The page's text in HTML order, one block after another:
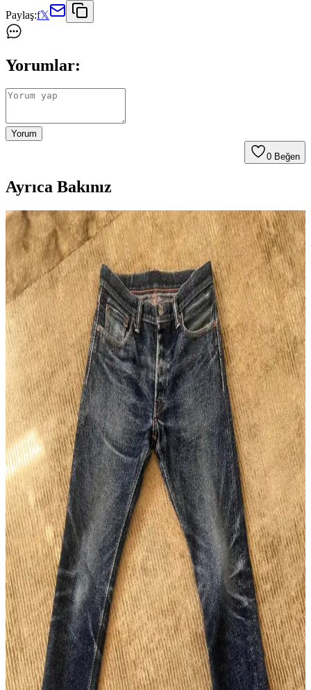
Paylaş:f𝕏
Yorumlar:
Yorum
0 Beğen
Ayrıca Bakınız
Unbranded UB701 Raw Selvedge Denim: Geniş
Paça Kesim, Konfor ve Bakım Rehberi
Unbranded UB701, geniş paça raw selvedge denim pantolon olarak
sert kumaşı zamanla yumuşar. Kesim özellikleri, manşet detayları ve
bakım önerileriyle uzun ömürlü kullanım sağlar.
Naked & Famous Red Elephant Denim: 14 Ay
Kullanımda Renk Solması ve Kumaş Özellikleri
Naked & Famous Red Elephant denim, 14 ay düzenli kullanımda
kırmızı ve mor tonlarda özgün renk solması sunar. 21 ons ağırlığında
olup yumuşak ve konforludur, sınırlı üretimdir.
Japon Raw Denim Koleksiyonları: Warehouse,
Samurai, Iron Heart ve Resolute Modellerinin
Detaylı İncelemesi
Japon raw denim markalarının farklı kumaş ağırlıkları, kesimleri ve
dayanıklılık özellikleri detaylı inceleniyor. Doğru fit ve kumaş
seçimi denim deneyimini belirliyor.
Omoto 0611 15.5oz Slub Relax Fit Button Fly:
Japon Selvedge Deniminde Yeni Bir Alternatif
Omoto'nun 0611 modeli, 15.5oz slub kumaşı ve rahat kesimiyle
Japon selvedge deniminde özgün bir seçenek sunuyor. Kaliteli
pamuk karışımı ve detaylara verilen önemle konfor ve dayanıklılık
sağlanıyor.
Raw Denim ve Sahte Ürünlerle Mücadelede Studio
D'Artisan Örneği ve Alışveriş Rehberi
Raw denim sektöründe sahte ürünler, özellikle Studio D'Artisan gibi